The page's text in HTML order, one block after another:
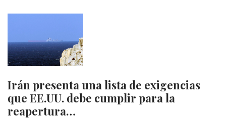
Irán presenta una lista de exigencias
que EE.UU. debe cumplir para la
reapertura…